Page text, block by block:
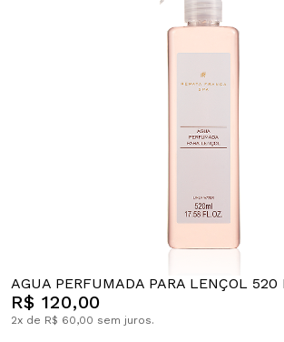
AGUA PERFUMADA PARA LENÇOL 520
R$ 120,00
2x de R$ 60,00 sem juros.